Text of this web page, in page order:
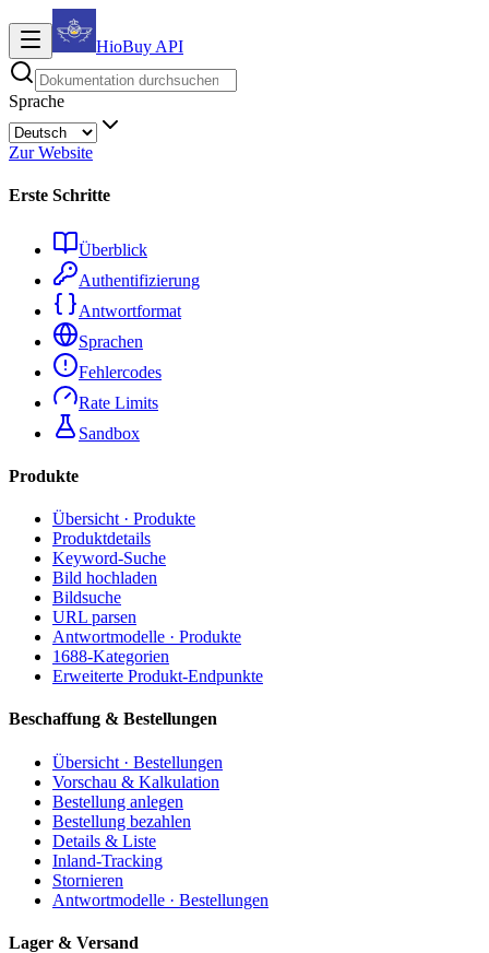
HioBuy API
Sprache
Zur Website
Erste Schritte
Überblick
Authentifizierung
Antwortformat
Sprachen
Fehlercodes
Rate Limits
Sandbox
Produkte
Übersicht · Produkte
Produktdetails
Keyword-Suche
Bild hochladen
Bildsuche
URL parsen
Antwortmodelle · Produkte
1688-Kategorien
Erweiterte Produkt-Endpunkte
Beschaffung & Bestellungen
Übersicht · Bestellungen
Vorschau & Kalkulation
Bestellung anlegen
Bestellung bezahlen
Details & Liste
Inland-Tracking
Stornieren
Antwortmodelle · Bestellungen
Lager & Versand